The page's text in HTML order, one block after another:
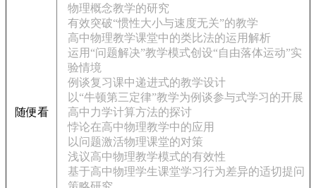
随便看
物理概念教学的研究
有效突破“惯性大小与速度无关”的教学
高中物理教学课堂中的类比法的运用解析
运用“问题解决”教学模式创设“自由落体运动”实
验情境
例谈复习课中递进式的教学设计
以“牛顿第三定律”教学为例谈参与式学习的开展
高中力学计算方法的探讨
悖论在高中物理教学中的应用
以问题激活物理课堂的对策
浅议高中物理教学模式的有效性
基于高中物理学生课堂学习行为差异的适切提问